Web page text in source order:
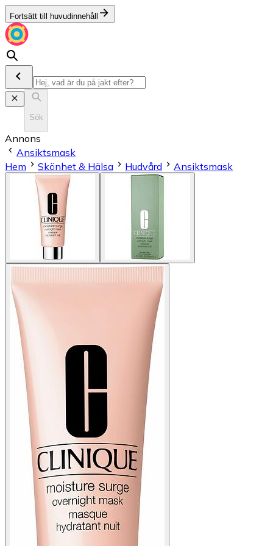
Fortsätt till huvudinnehåll
Sök
Annons
Ansiktsmask
Hem
Skönhet & Hälsa Hudvård Ansiktsmask